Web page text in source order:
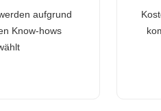
aufgrund
Know-hows